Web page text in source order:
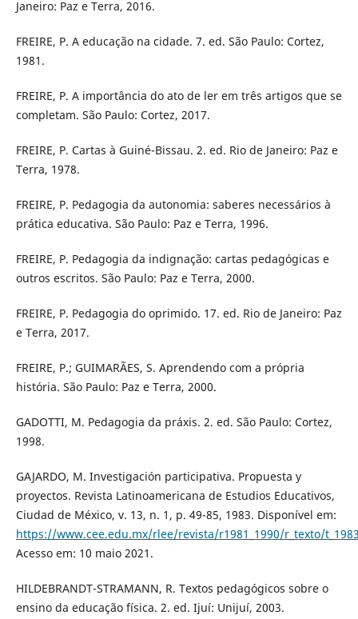
Janeiro: Paz e Terra, 2016.
FREIRE, P. A educação na cidade. 7. ed. São Paulo: Cortez,
1981.
FREIRE, P. A importância do ato de ler em três artigos que se
completam. São Paulo: Cortez, 2017.
FREIRE, P. Cartas à Guiné-Bissau. 2. ed. Rio de Janeiro: Paz e
Terra, 1978.
FREIRE, P. Pedagogia da autonomia: saberes necessários à
prática educativa. São Paulo: Paz e Terra, 1996.
FREIRE, P. Pedagogia da indignação: cartas pedagógicas e
outros escritos. São Paulo: Paz e Terra, 2000.
FREIRE, P. Pedagogia do oprimido. 17. ed. Rio de Janeiro: Paz
e Terra, 2017.
FREIRE, P.; GUIMARÃES, S. Aprendendo com a própria
história. São Paulo: Paz e Terra, 2000.
GADOTTI, M. Pedagogia da práxis. 2. ed. São Paulo: Cortez,
1998.
GAJARDO, M. Investigación participativa. Propuesta y
proyectos. Revista Latinoamericana de Estudios Educativos,
Ciudad de México, v. 13, n. 1, p. 49-85, 1983. Disponível em:
https://www.cee.edu.mx/rlee/revista/r1981_1990/r_texto/
Acesso em: 10 maio 2021.
HILDEBRANDT-STRAMANN, R. Textos pedagógicos sobre o
ensino da educação física. 2. ed. Ijuí: Unijuí, 2003.